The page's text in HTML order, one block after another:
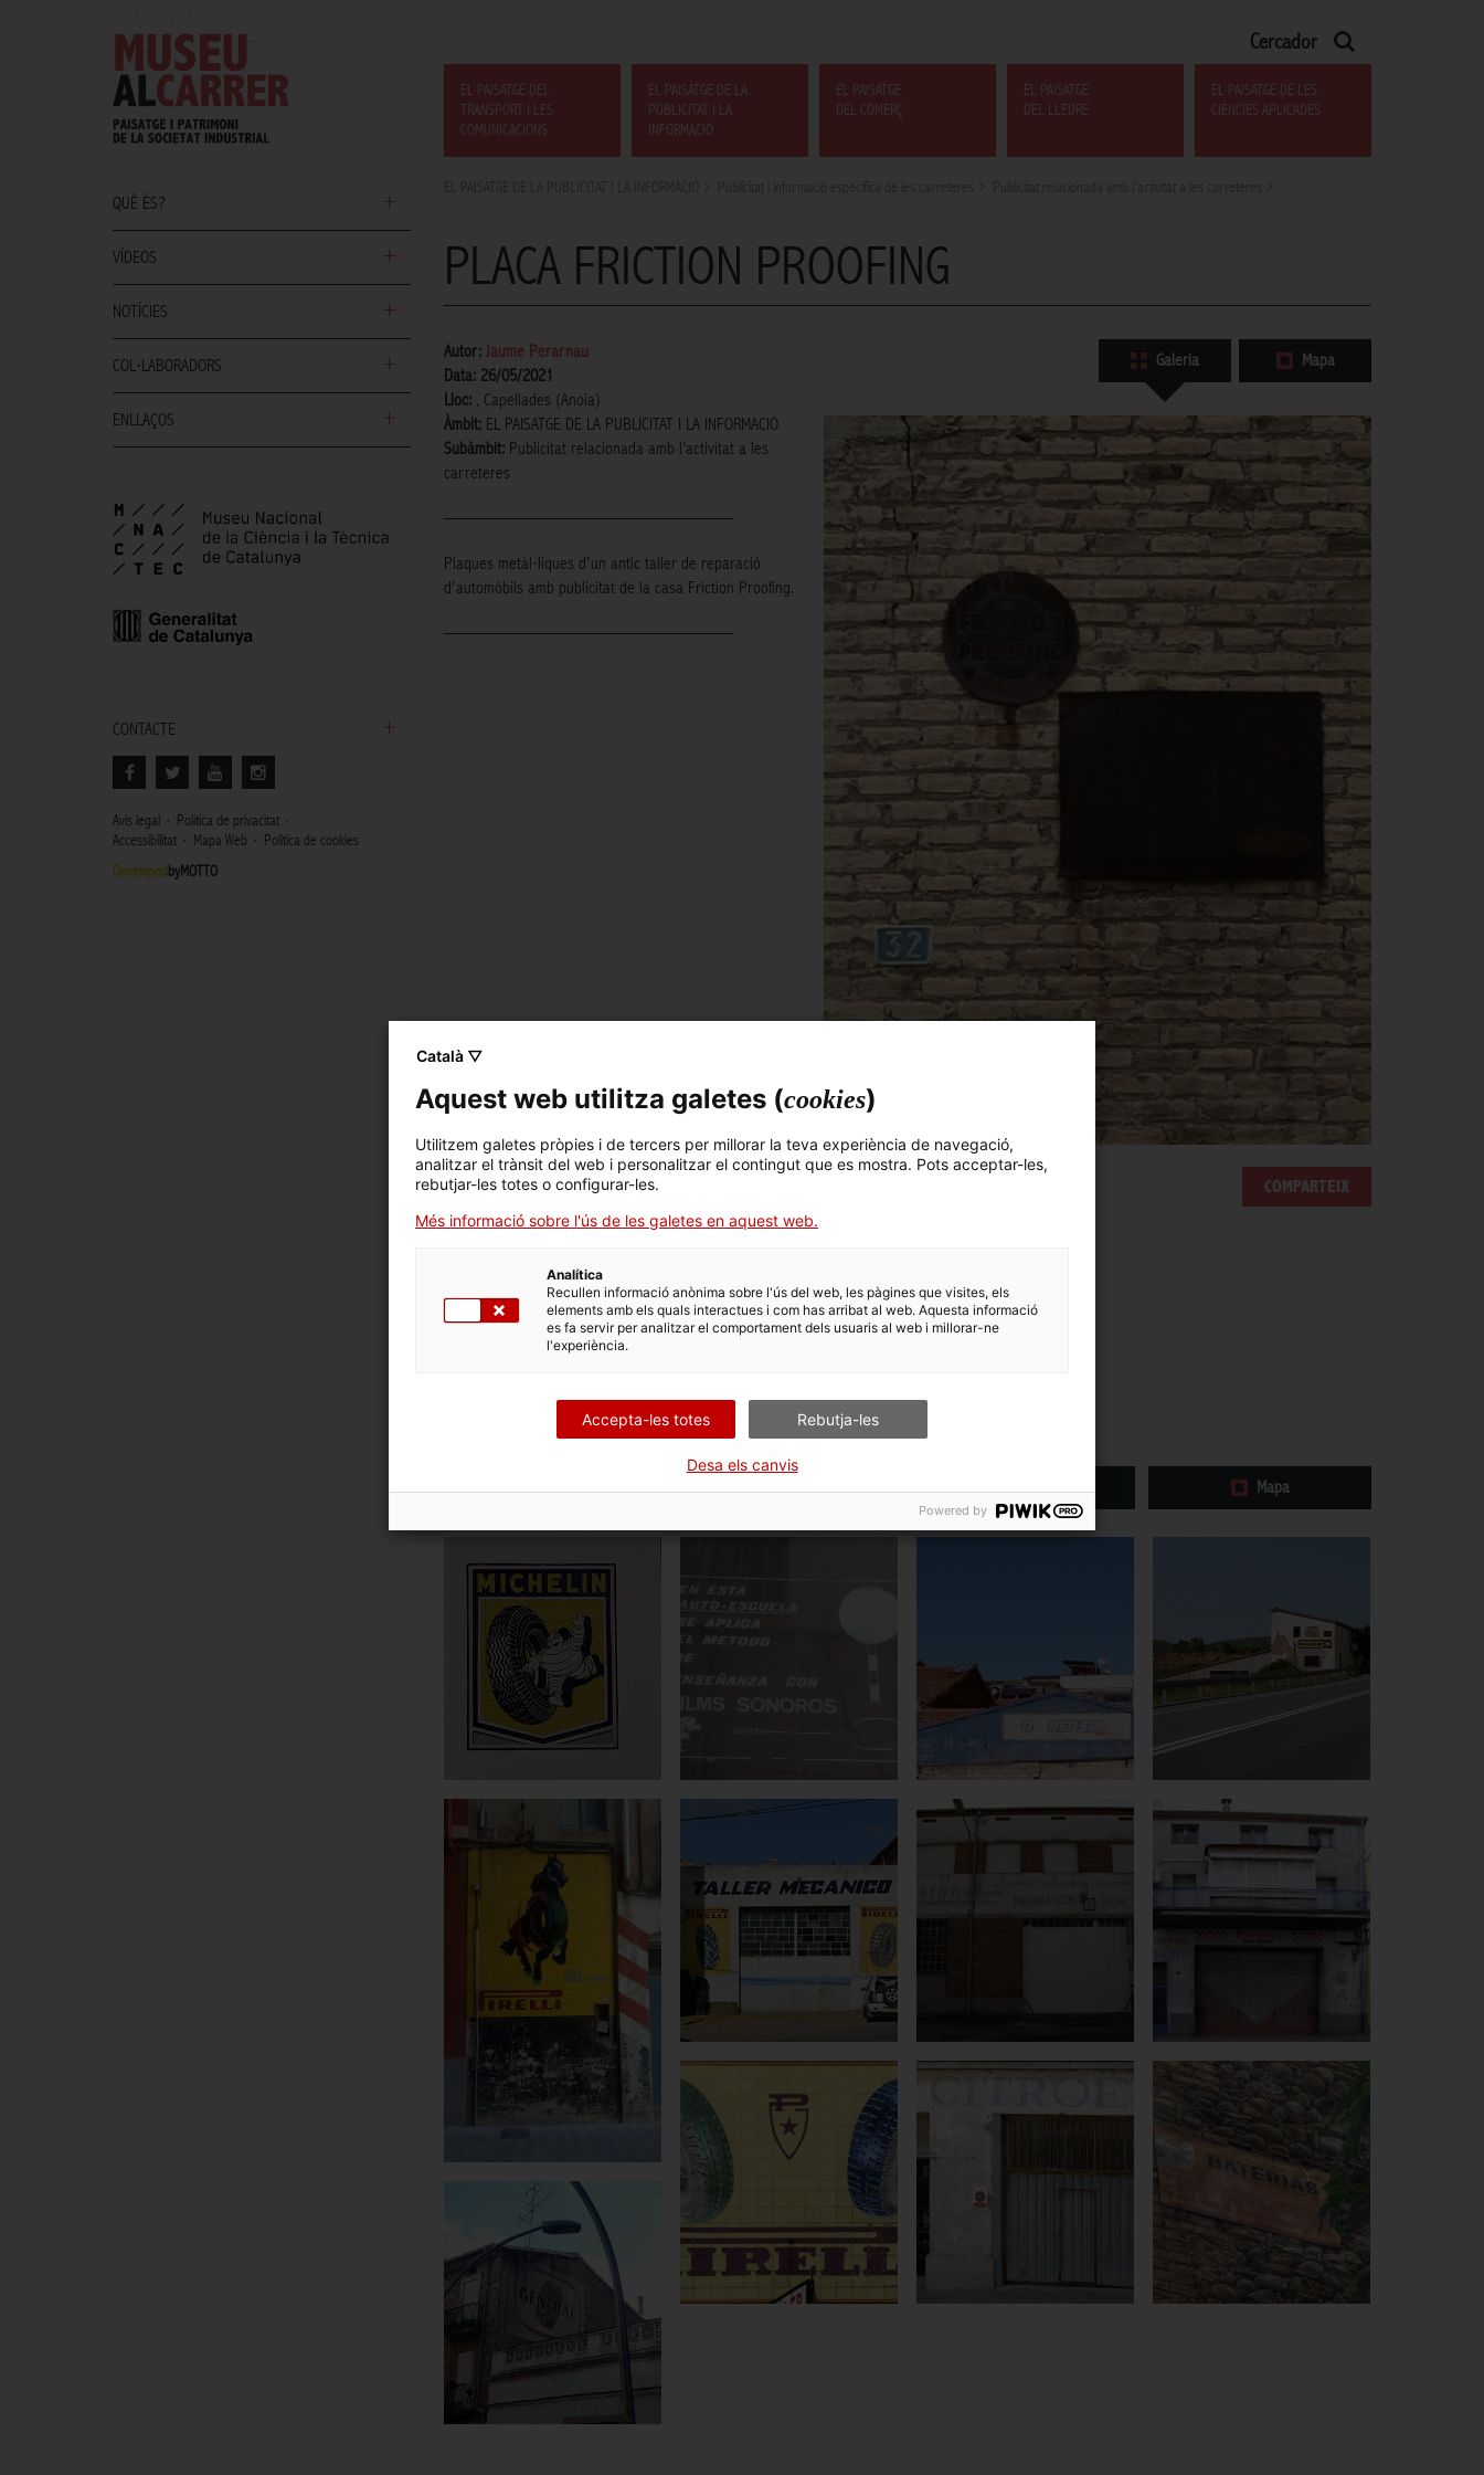
QUÈ ÉS?
VÍDEOS
NOTÍCIES
COL·LABORADORS
ENLLAÇOS
CONTACTE
Avís legal
Política de privacitat
Accessibilitat
Mapa Web
Política de cookies
DevelopedbyMOTTO
Cercador
EL PAISATGE DEL
TRANSPORT I LES
COMUNICACIONS
EL PAISATGE DE LA
PUBLICITAT I LA
INFORMACIÓ
EL PAISATGE
DEL COMERÇ
EL PAISATGE
DEL LLEURE
EL PAISATGE DE LES
CIÈNCIES APLICADES
PLACA FRICTION PROOFING
Autor: Jaume Perarnau
Data: 26/05/2021
Lloc: , Capellades (Anoia)
Àmbit: EL PAISATGE DE LA PUBLICITAT I LA INFORMACIÓ
Subàmbit: Publicitat relacionada amb l’activitat a les
carreteres
Plaques metàl·liques d'un antic taller de reparació
d'automòbils amb publicitat de la casa Friction Proofing.
Galeria Mapa
COMPARTEIX
QUE NO ÉS CORRECTA?
AJUDA'NS A MILLORAR L'ARXIU!
Imatges relacionades
Galeria Mapa
Català ▽
Aquest web utilitza galetes (cookies)
Utilitzem galetes pròpies i de tercers per millorar la teva experiència de navegació,
analitzar el trànsit del web i personalitzar el contingut que es mostra. Pots acceptar-les,
rebutjar-les totes o configurar-les.
Més informació sobre l'ús de les galetes en aquest web.
Analítica
Recullen informació anònima sobre l'ús del web, les pàgines que visites, els
elements amb els quals interactues i com has arribat al web. Aquesta informació
es fa servir per analitzar el comportament dels usuaris al web i millorar-ne
l'experiència.
Accepta-les totes Rebutja-les
Desa els canvis
Powered by